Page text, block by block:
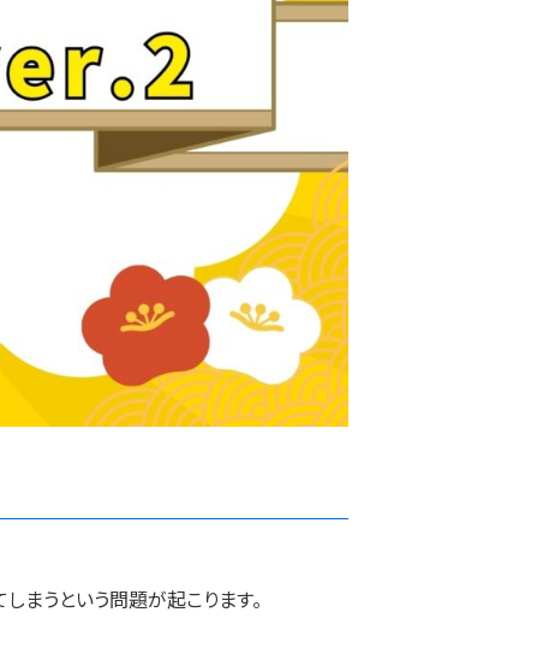
まうという問題が起こります。